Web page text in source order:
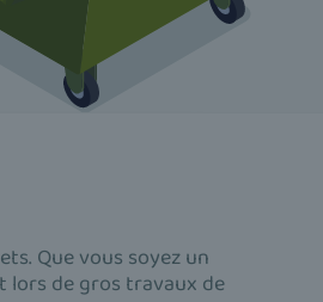
Que vous soyez un
lors de gros travaux de